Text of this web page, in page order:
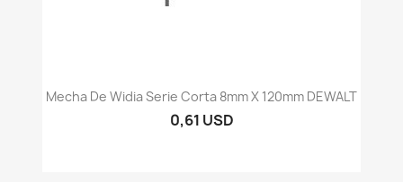
Mecha De Widia Serie Corta 8mm X 120mm DEWALT
0,61 USD